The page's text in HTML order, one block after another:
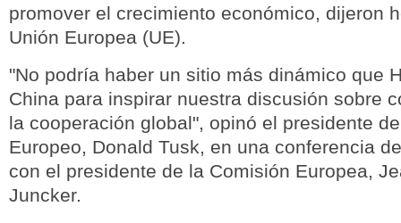
promover el crecimiento económico, dijeron
Unión Europea (UE).
"No podría haber un sitio más dinámico que
China para inspirar nuestra discusión sobre
la cooperación global", opinó el presidente
Europeo, Donald Tusk, en una conferencia
con el presidente de la Comisión Europea,
Juncker.